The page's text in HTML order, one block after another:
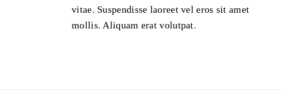
vitae. Suspendisse laoreet vel eros sit amet
mollis. Aliquam erat volutpat.